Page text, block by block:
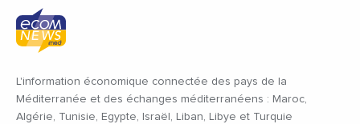
L'information économique connectée des pays de la
Méditerranée et des échanges méditerranéens : Maroc,
Algérie, Tunisie, Egypte, Israël, Liban, Libye et Turquie